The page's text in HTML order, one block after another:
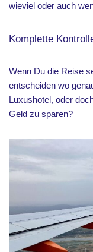
wieviel oder auch
Komplette
Wenn Du die Reise
entscheiden wo
Luxushotel, oder
Geld zu sparen?